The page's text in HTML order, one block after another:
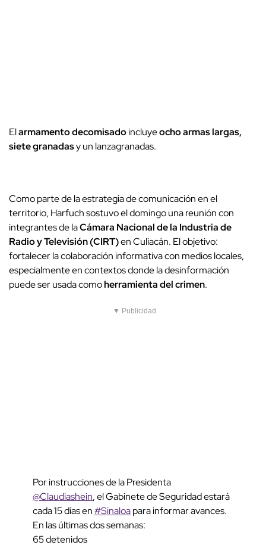
Elarmamento decomisadoincluyeocho armas largas,
siete granadasy un lanzagranadas.
Como parte de la estrategia de comunicación en el
territorio, Harfuch sostuvo el domingo una reunión con
integrantes de laCámara Nacional de la Industria de
Radio y Televisión (CIRT)en Culiacán. El objetivo:
fortalecer la colaboración informativa con medios locales,
especialmente en contextos donde la desinformación
puede ser usada comoherramienta del crimen.
▼ Publicidad
Por instrucciones de la Presidenta
@Claudiashein, el Gabinete de Seguridad estará
cada 15 días en#Sinaloapara informar avances.
En las últimas dos semanas:
65 detenidos